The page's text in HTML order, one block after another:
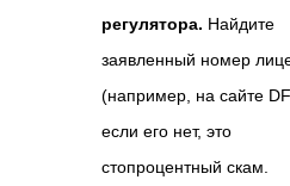
регулятора. Найдите
заявленный номер
(например, на сайте
если его нет, это
стопроцентный скам.